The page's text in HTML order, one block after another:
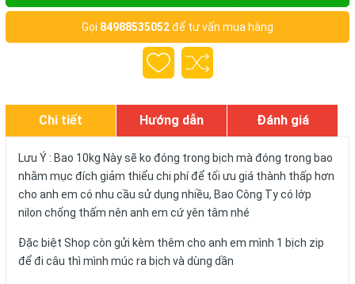
Gọi 84988535052để tư vấn mua hàng
Chi tiết Hướng dẫn Đánh giá
Lưu Ý : Bao 10kg Này sẽ ko đóng trong bịch mà đóng trong bao
nhằm mục đích giảm thiểu chi phí để tối ưu giá thành thấp hơn
cho anh em có nhu cầu sử dụng nhiều, Bao Công Ty có lớp
nilon chống thấm nên anh em cứ yên tâm nhé
Đặc biệt Shop còn gửi kèm thêm cho anh em mình 1 bịch zip
để đi câu thì mình múc ra bịch và dùng dần